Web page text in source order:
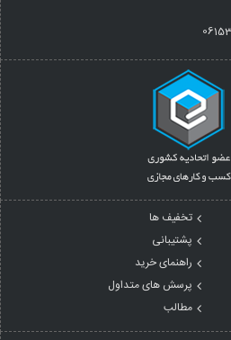
تخفیف ها
پشتیبانی
راهنمای خرید
پرسش های متداول
مطالب